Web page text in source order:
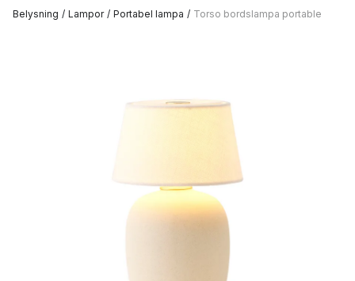
Belysning / Lampor / Portabel lampa / Torso bordslampa portable